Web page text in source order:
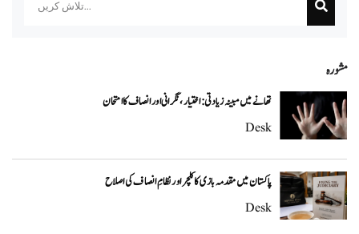
مشورہ
تھانے میں مبینہ زیادتی: اختیار، نگرانی اور انصاف کا امتحان
Desk
پاکستان میں مقدمہ بازی کا کلچر اور نظامِ انصاف کی اصلاح
Desk